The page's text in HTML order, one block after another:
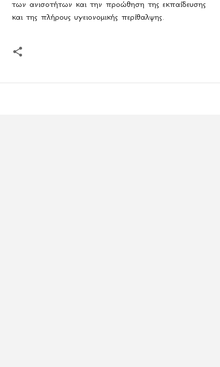
των ανισοτήτων και την προώθηση της εκπαίδευσης
και της πλήρους υγειονομικής περίθαλψης.